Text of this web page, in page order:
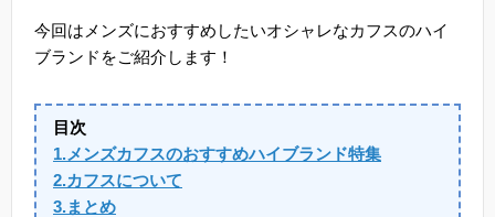
今回はメンズにおすすめしたいオシャレなカフスのハイ
ブランドをご紹介します！
目次
1.メンズカフスのおすすめハイブランド特集
2.カフスについて
3.まとめ